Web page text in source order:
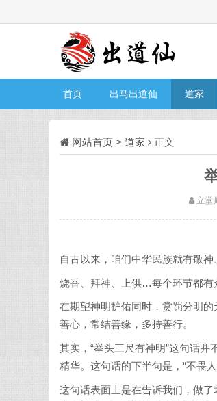
首页 出马出道仙 道家
网站首页 > 道家 正文
立堂
自古以来，咱们中华民族就有敬
烧香、拜神、上供…每个环节都有
在期望神明护佑同时，赏罚分明
善心，常结善缘，多持善行。
其实，“举头三尺有神明”这句话
精华。这句话的下半句是，“不畏人
这句话表面上是在告诉我们，做